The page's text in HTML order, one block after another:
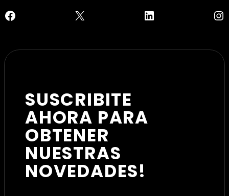
Facebook X LinkedIn
SUSCRIBITE
AHORA PARA
OBTENER
NUESTRAS
NOVEDADES!